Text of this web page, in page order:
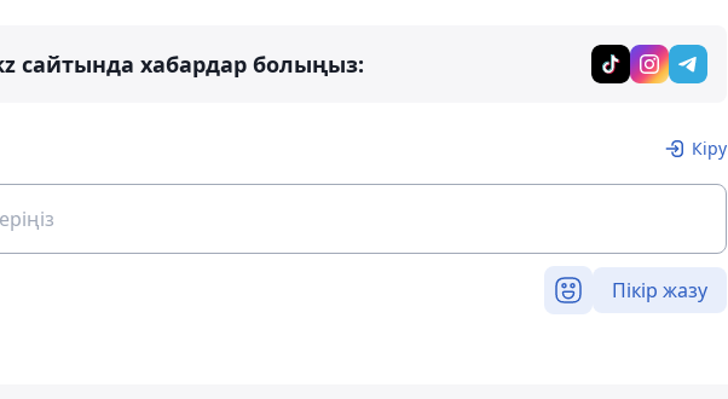
сайтында хабардар болыңыз:
Кіру
Пікір жазу